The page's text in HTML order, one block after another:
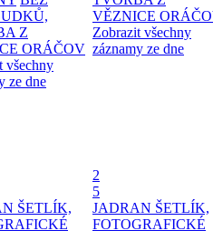
Z
ORÁČOV
všechny
ze dne
VĚZNICE
Zobrazit všechny
záznamy ze dne
ŠETLÍK,
2
5
JADRAN ŠETLÍK,
FOTOGRAFICKÉ